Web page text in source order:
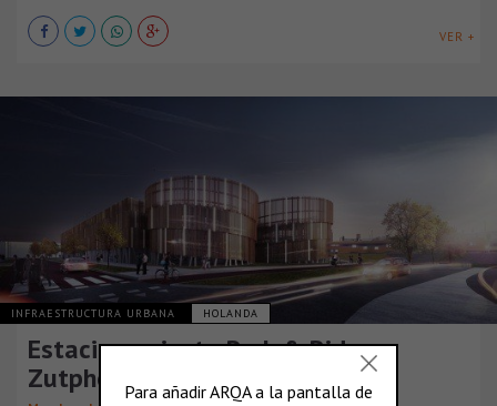
VER +
INFRAESTRUCTURA URBANA HOLANDA
Estacionamiento Park & ​​Ride, en
Zutphen